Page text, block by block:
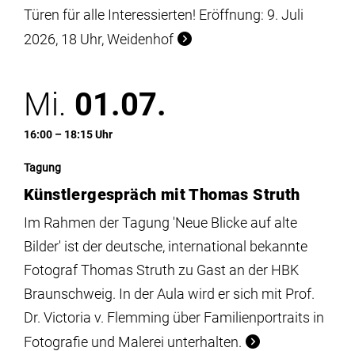
Türen für alle Interessierten! Eröffnung: 9. Juli
2026, 18 Uhr, Weidenhof
Mi. 01.07.
16:00 – 18:15 Uhr
Tagung
Künstlergespräch mit Thomas Struth
Im Rahmen der Tagung 'Neue Blicke auf alte
Bilder' ist der deutsche, international bekannte
Fotograf Thomas Struth zu Gast an der HBK
Braunschweig. In der Aula wird er sich mit Prof.
Dr. Victoria v. Flemming über Familienportraits in
Fotografie und Malerei unterhalten.